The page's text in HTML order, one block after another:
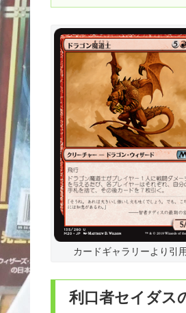
カードギャラリーより引
利口者セイダス